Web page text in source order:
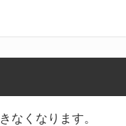
なくなります。